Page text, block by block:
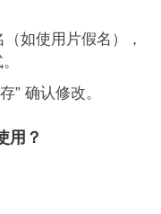
如使用片假名），
” 确认修改。
用？